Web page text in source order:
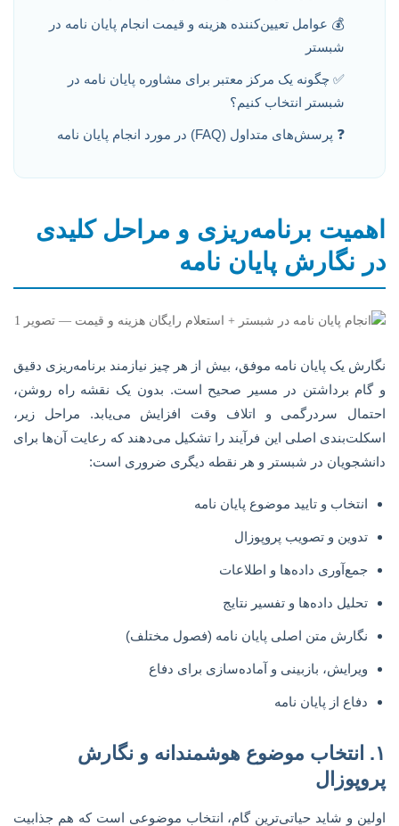
💰 عوامل تعیین‌کننده هزینه و قیمت انجام پایان نامه در
شبستر
✅ چگونه یک مرکز معتبر برای مشاوره پایان نامه در
شبستر انتخاب کنیم؟
❓ پرسش‌های متداول (FAQ) در مورد انجام پایان نامه
اهمیت برنامه‌ریزی و مراحل کلیدی
در نگارش پایان نامه
نگارش یک پایان نامه موفق، بیش از هر چیز نیازمند برنامه‌ریزی دقیق
و گام برداشتن در مسیر صحیح است. بدون یک نقشه راه روشن،
احتمال سردرگمی و اتلاف وقت افزایش می‌یابد. مراحل زیر،
اسکلت‌بندی اصلی این فرآیند را تشکیل می‌دهند که رعایت آن‌ها برای
دانشجویان در شبستر و هر نقطه دیگری ضروری است:
انتخاب و تایید موضوع پایان نامه
تدوین و تصویب پروپوزال
جمع‌آوری داده‌ها و اطلاعات
تحلیل داده‌ها و تفسیر نتایج
نگارش متن اصلی پایان نامه (فصول مختلف)
ویرایش، بازبینی و آماده‌سازی برای دفاع
دفاع از پایان نامه
۱. انتخاب موضوع هوشمندانه و نگارش
پروپوزال
اولین و شاید حیاتی‌ترین گام، انتخاب موضوعی است که هم جذابیت